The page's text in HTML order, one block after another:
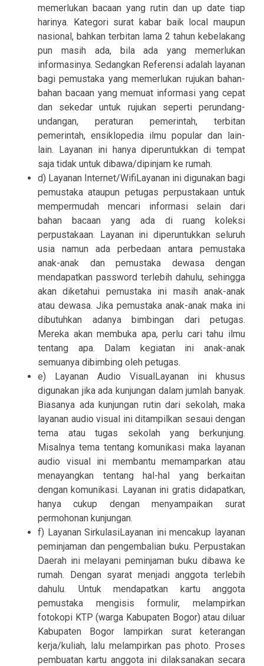
memerlukan bacaan yang rutin dan up date tiap
harinya. Kategori surat kabar baik local maupun
nasional, bahkan terbitan lama 2 tahun kebelakang
pun masih ada, bila ada yang memerlukan
informasinya. Sedangkan Referensi adalah layanan
bagi pemustaka yang memerlukan rujukan bahan-
bahan bacaan yang memuat informasi yang cepat
dan sekedar untuk rujukan seperti perundang-
undangan, peraturan pemerintah, terbitan
pemerintah, ensiklopedia ilmu popular dan lain-
lain. Layanan ini hanya diperuntukkan di tempat
saja tidak untuk dibawa/dipinjam ke rumah.
d) Layanan Internet/WifiLayanan ini digunakan bagi
pemustaka ataupun petugas perpustakaan untuk
mempermudah mencari informasi selain dari
bahan bacaan yang ada di ruang koleksi
perpustakaan. Layanan ini diperuntukkan seluruh
usia namun ada perbedaan antara pemustaka
anak-anak dan pemustaka dewasa dengan
mendapatkan password terlebih dahulu, sehingga
akan diketahui pemustaka ini masih anak-anak
atau dewasa. Jika pemustaka anak-anak maka ini
dibutuhkan adanya bimbingan dari petugas.
Mereka akan membuka apa, perlu cari tahu ilmu
tentang apa. Dalam kegiatan ini anak-anak
semuanya dibimbing oleh petugas.
e) Layanan Audio VisualLayanan ini khusus
digunakan jika ada kunjungan dalam jumlah banyak.
Biasanya ada kunjungan rutin dari sekolah, maka
layanan audio visual ini ditampilkan sesaui dengan
tema atau tugas sekolah yang berkunjung.
Misalnya tema tentang komunikasi maka layanan
audio visual ini membantu memamparkan atau
menayangkan tentang hal-hal yang berkaitan
dengan komunikasi. Layanan ini gratis didapatkan,
hanya cukup dengan menyampaikan surat
permohonan kunjungan.
f) Layanan SirkulasiLayanan ini mencakup layanan
peminjaman dan pengembalian buku. Perpustakan
Daerah ini melayani peminjaman buku dibawa ke
rumah. Dengan syarat menjadi anggota terlebih
dahulu. Untuk mendapatkan kartu anggota
pemustaka mengisis formulir, melampirkan
fotokopi KTP (warga Kabupaten Bogor) atau diluar
Kabupaten Bogor lampirkan surat keterangan
kerja/kuliah, lalu melampirkan pas photo. Proses
pembuatan kartu anggota ini dilaksanakan secara